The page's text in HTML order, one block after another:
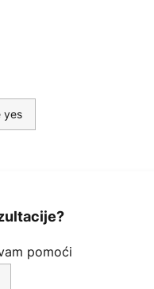
yes
pomoći